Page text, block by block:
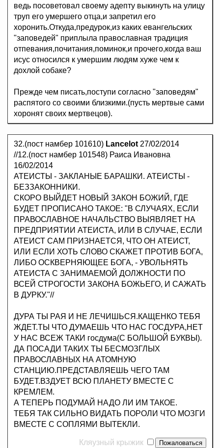
ведь посоветовал своему адепту выкинуть на улицу
труп его умершего отца,и запретил его
хоронить.Откуда,предурок,из каких евангельских
"заповедей" приплыла православная традиция
отпевания,почитания,поминок,и прочего,когда ваш
исус относился к умершим людям хуже чем к
дохлой собаке?
Прежде чем писать,поступи согласно "заповедям"
распятого со своими близкими.(пусть мертвые сами
хоронят своих мертвецов).
32.(пост намбер 101610) Lancelot 27/02/2014
//12.(пост намбер 101548) Раиса Ивановна
16/02/2014
АТЕИСТЫ - ЗАКЛАНЫЕ БАРАШКИ. АТЕИСТЫ -
БЕЗЗАКОННИКИ.
СКОРО ВЫЙДЕТ НОВЫЙ ЗАКОН БОЖИЙ, ГДЕ
БУДЕТ ПРОПИСАНО ТАКОЕ: "В СЛУЧАЯХ, ЕСЛИ
ПРАВОСЛАВНОЕ НАЧАЛЬСТВО ВЫЯВЛЯЕТ НА
ПРЕДПРИЯТИИ АТЕИСТА, ИЛИ В СЛУЧАЕ, ЕСЛИ
АТЕИСТ САМ ПРИЗНАЕТСЯ, ЧТО ОН АТЕИСТ,
ИЛИ ЕСЛИ ХОТЬ СЛОВО СКАЖЕТ ПРОТИВ БОГА,
ЛИБО ОСКВЕРНЯЮЩЕЕ БОГА, - УВОЛЬНЯТЬ
АТЕИСТА С ЗАНИМАЕМОЙ ДОЛЖНОСТИ ПО
ВСЕЙ СТРОГОСТИ ЗАКОНА БОЖЬЕГО, И САЖАТЬ
В ДУРКУ."//
ДУРА ТЫ РАЯ И НЕ ЛЕЧИШЬСЯ.КАЩЕНКО ТЕБЯ
ЖДЕТ.ТЫ ЧТО ДУМАЕШЬ ЧТО НАС ГОСДУРА,НЕТ
У НАС ВСЕЖ ТАКИ госдума(С БОЛЬШОЙ БУКВЫ).
ДА ПОСАДИ ТАКИХ ТЫ БЕСМОЗГЛЫХ
ПРАВОСЛАВНЫХ НА АТОМНУЮ
СТАНЦИЮ.ПРЕДСТАВЛЯЕШЬ ЧЕГО ТАМ
БУДЕТ.ВЗДУЕТ ВСЮ ПЛАНЕТУ ВМЕСТЕ С
КРЕМЛЕМ.
А ТЕПЕРЬ ПОДУМАЙ НАДО ЛИ ИМ ТАКОЕ.
ТЕБЯ ТАК СИЛЬНО ВИДАТЬ ПОРОЛИ ЧТО МОЗГИ
ВМЕСТЕ С СОПЛЯМИ ВЫТЕКЛИ.
Кляузный крыжик